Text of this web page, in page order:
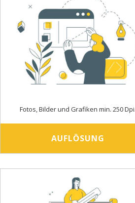
Fotos, Bilder und Grafiken min. 250 Dpi.
AUFLÖSUNG